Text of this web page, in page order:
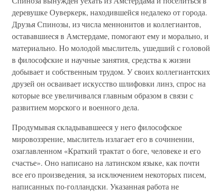
деревушке Оуверкерк, находившейся недалеко от города.
Друзья Спинозы, из числа меннонитов и коллегиантов,
остававшиеся в Амстердаме, помогают ему и морально, и
материально. Но молодой мыслитель, ушедший с головой
в философские и научные занятия, средства к жизни
добывает и собственным трудом. У своих коллегиантских
друзей он осваивает искусство шлифовки линз, спрос на
которые все увеличивался главным образом в связи с
развитием морского и военного дела.
Продумывая складывавшееся у него философское
мировоззрение, мыслитель излагает его в сочинении,
озаглавленном «Краткий трактат о боге, человеке и его
счастье». Оно написано на латинском языке, как почти
все его произведения, за исключением некоторых писем,
написанных по-голландски. Указанная работа не